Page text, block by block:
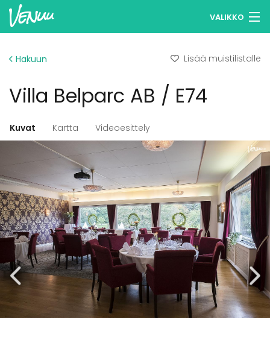
VALIKKO
Kirjaudu
Suomi
Hakuun Lisää muistilistalle
Villa Belparc AB / E74
Kuvat Kartta Videoesittely